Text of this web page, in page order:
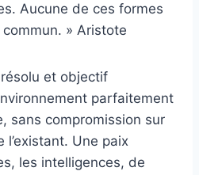
Aucune de ces formes
commun. » Aristote
et objectif
parfaitement
sans compromission sur
l’existant. Une paix
les intelligences, de